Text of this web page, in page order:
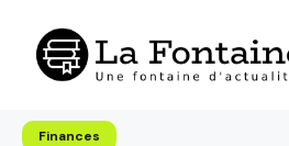
contenu
Finances